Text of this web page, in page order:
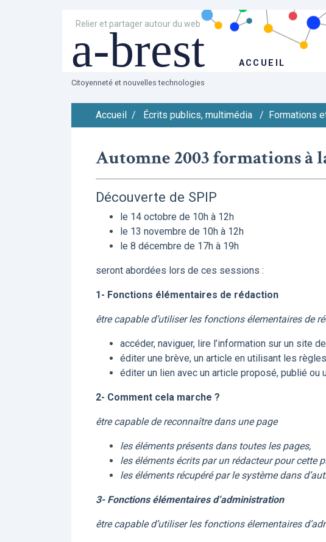
Relier et partager autour du web
a-brest ACCUEIL
Citoyenneté et nouvelles technologies
Accueil / Écrits publics, multimédia / Formations
Automne 2003 formations à
Découverte de SPIP
le 14 octobre de 10h à 12h
le 13 novembre de 10h à 12h
le 8 décembre de 17h à 19h
seront abordées lors de ces sessions :
1- Fonctions élémentaires de rédaction
être capable d’utiliser les fonctions élementaires de
accéder, naviguer, lire l’information sur un site
éditer une brève, un article en utilisant les
éditer un lien avec un article proposé, publié ou
2- Comment cela marche ?
être capable de reconnaître dans une page
les éléments présents dans toutes les pages,
les éléments écrits par un rédacteur pour cette
les éléments récupéré par le système dans
3- Fonctions élémentaires d’administration
être capable d’utiliser les fonctions élementaires